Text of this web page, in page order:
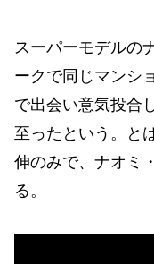
スーパーモデルの
ークで同じマンシ
で出会い意気投合
至ったという。と
伸のみで、ナオミ
る。